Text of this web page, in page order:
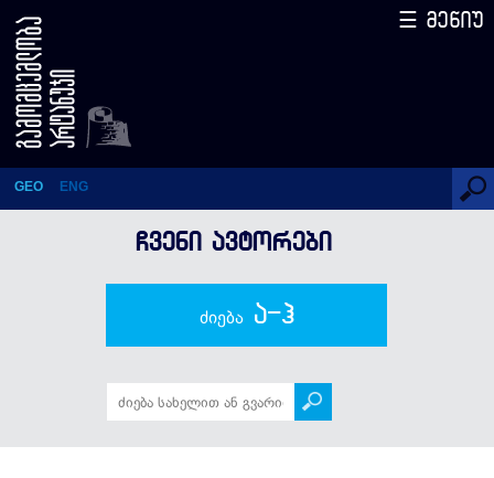
III ტომი
GEO ENG
☰ მენიუ
ᲩᲕᲔᲜᲘ ᲐᲕᲢᲝᲠᲔᲑᲘ
ძიება ა-ჰ